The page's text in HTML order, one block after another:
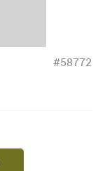
#58772